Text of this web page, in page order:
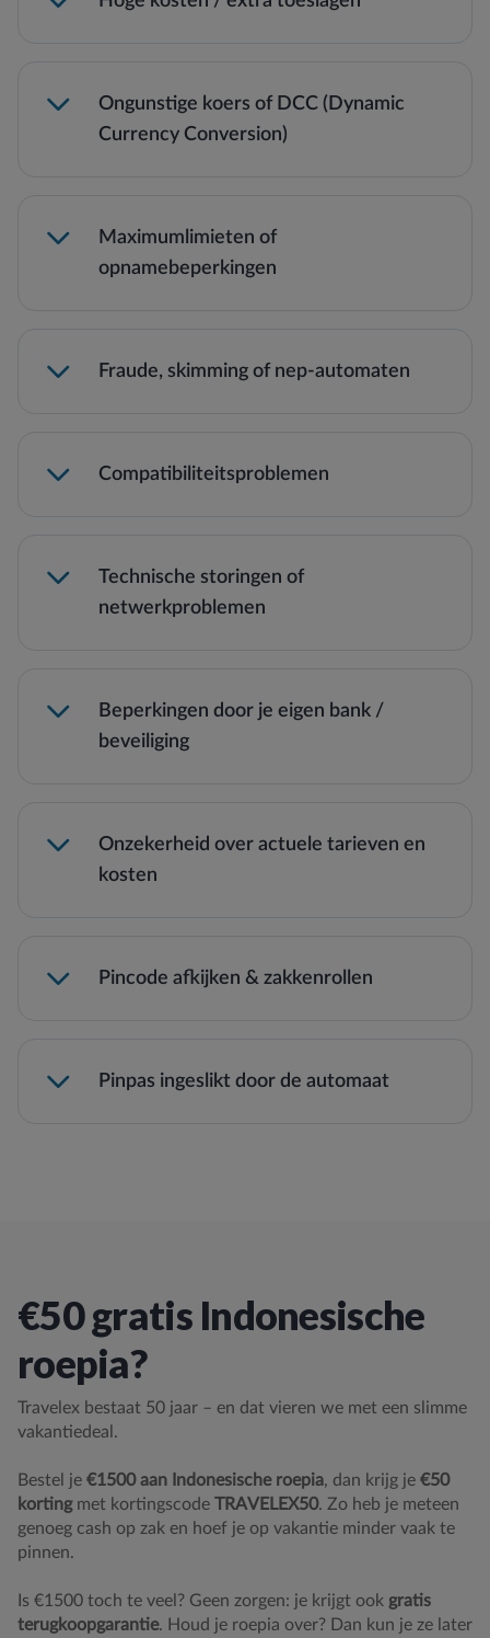
Let op: lokale ATM’s en banken kunnen extra
Ongunstige koers of DCC (Dynamic
Currency Conversion)
Maximumlimieten of
opnamebeperkingen
Fraude, skimming of nep-automaten
Compatibiliteitsproblemen
Technische storingen of
netwerkproblemen
Storingen of netwerkproblemen kunnen
Beperkingen door je eigen bank /
beveiliging
Onzekerheid over actuele tarieven en
kosten
Pincode afkijken & zakkenrollen
Pinpas ingeslikt door de automaat
€50 gratis Indonesische
roepia?
Travelex bestaat 50 jaar – en dat vieren we met een slimme
vakantiedeal.
Bestel je €1500 aan Indonesische roepia, dan krijg je €50
kortingmet kortingscode TRAVELEX50. Zo heb je meteen
genoeg cash op zak en hoef je op vakantie minder vaak te
pinnen.
Is €1500 toch te veel? Geen zorgen: je krijgt ook gratis
terugkoopgarantie. Houd je roepia over? Dan kun je ze later